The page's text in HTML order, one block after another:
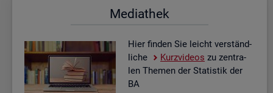
Me­dia­thek
Hier fin­den Sie leicht ver­ständ­
li­che
Kurz­vi­de­os zu zen­tra­
len The­men der Sta­tis­tik der
BA